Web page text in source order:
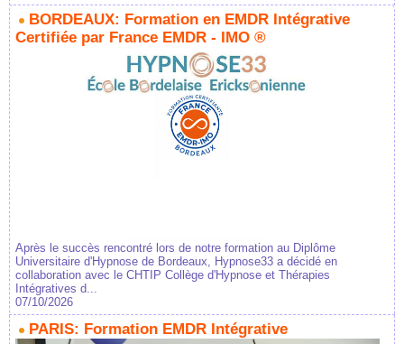
BORDEAUX: Formation en EMDR Intégrative
Certifiée par France EMDR - IMO ®
Après le succès rencontré lors de notre formation au Diplôme
Universitaire d'Hypnose de Bordeaux, Hypnose33 a décidé en
collaboration avec le CHTIP Collège d'Hypnose et Thérapies
Intégratives d...
07/10/2026
PARIS: Formation EMDR Intégrative